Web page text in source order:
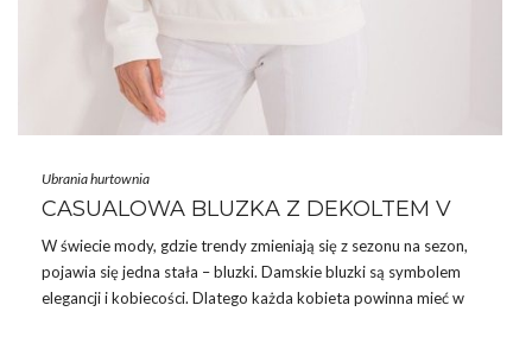
Ubrania hurtownia
CASUALOWA BLUZKA Z DEKOLTEM V
W świecie mody, gdzietrendyzmieniają się z sezonu na sezon,
pojawia się jedna stała –bluzki. Damskie bluzki są symbolem
elegancji i kobiecości. Dlatego każda kobieta powinna mieć w